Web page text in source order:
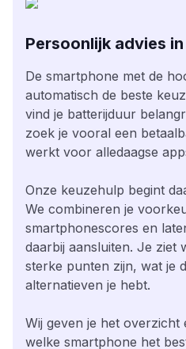
Persoonlijk advies
De smartphone met de
automatisch de beste
vind je batterijduur
zoek je vooral een
werkt voor alledaagse
Onze keuzehulp begint
We combineren je
smartphonescores en
daarbij aansluiten. Je ziet
sterke punten zijn, wat je
alternatieven je hebt.
Wij geven je het overzicht
welke smartphone het